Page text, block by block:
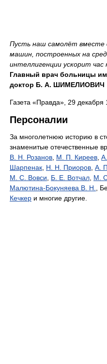
Пусть наш самолёт вместе
машин, построенных на
интеллигенции ускорит час
Главный врач больницы
доктор Б. А. ШИМЕЛИОВИЧ
Газета «Правда», 29 декабря
Персоналии
За многолетнюю историю в
знаменитые отечественные
В. Н. Розанов М. П. Киреев
Шарпенак Н. Н. Приоров А.
М. С. Вовси
Б. Е. Вотчал М.
Малютина-Бокуняева В. Н.
,
Кечкер и многие другие.